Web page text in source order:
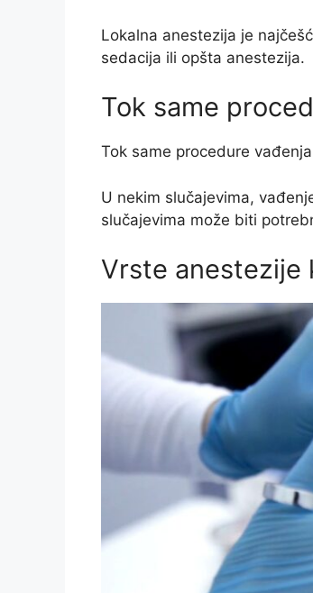
Lokalna anestezija je
sedacija ili opšta anestezija.
Tok same
Tok same procedure
U nekim slučajevima,
slučajevima može biti
Vrste anestezije